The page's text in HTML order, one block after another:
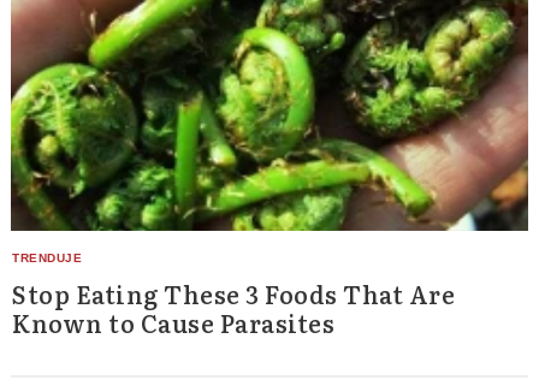
Stop Eating These 3 Foods That Are
Known to Cause Parasites